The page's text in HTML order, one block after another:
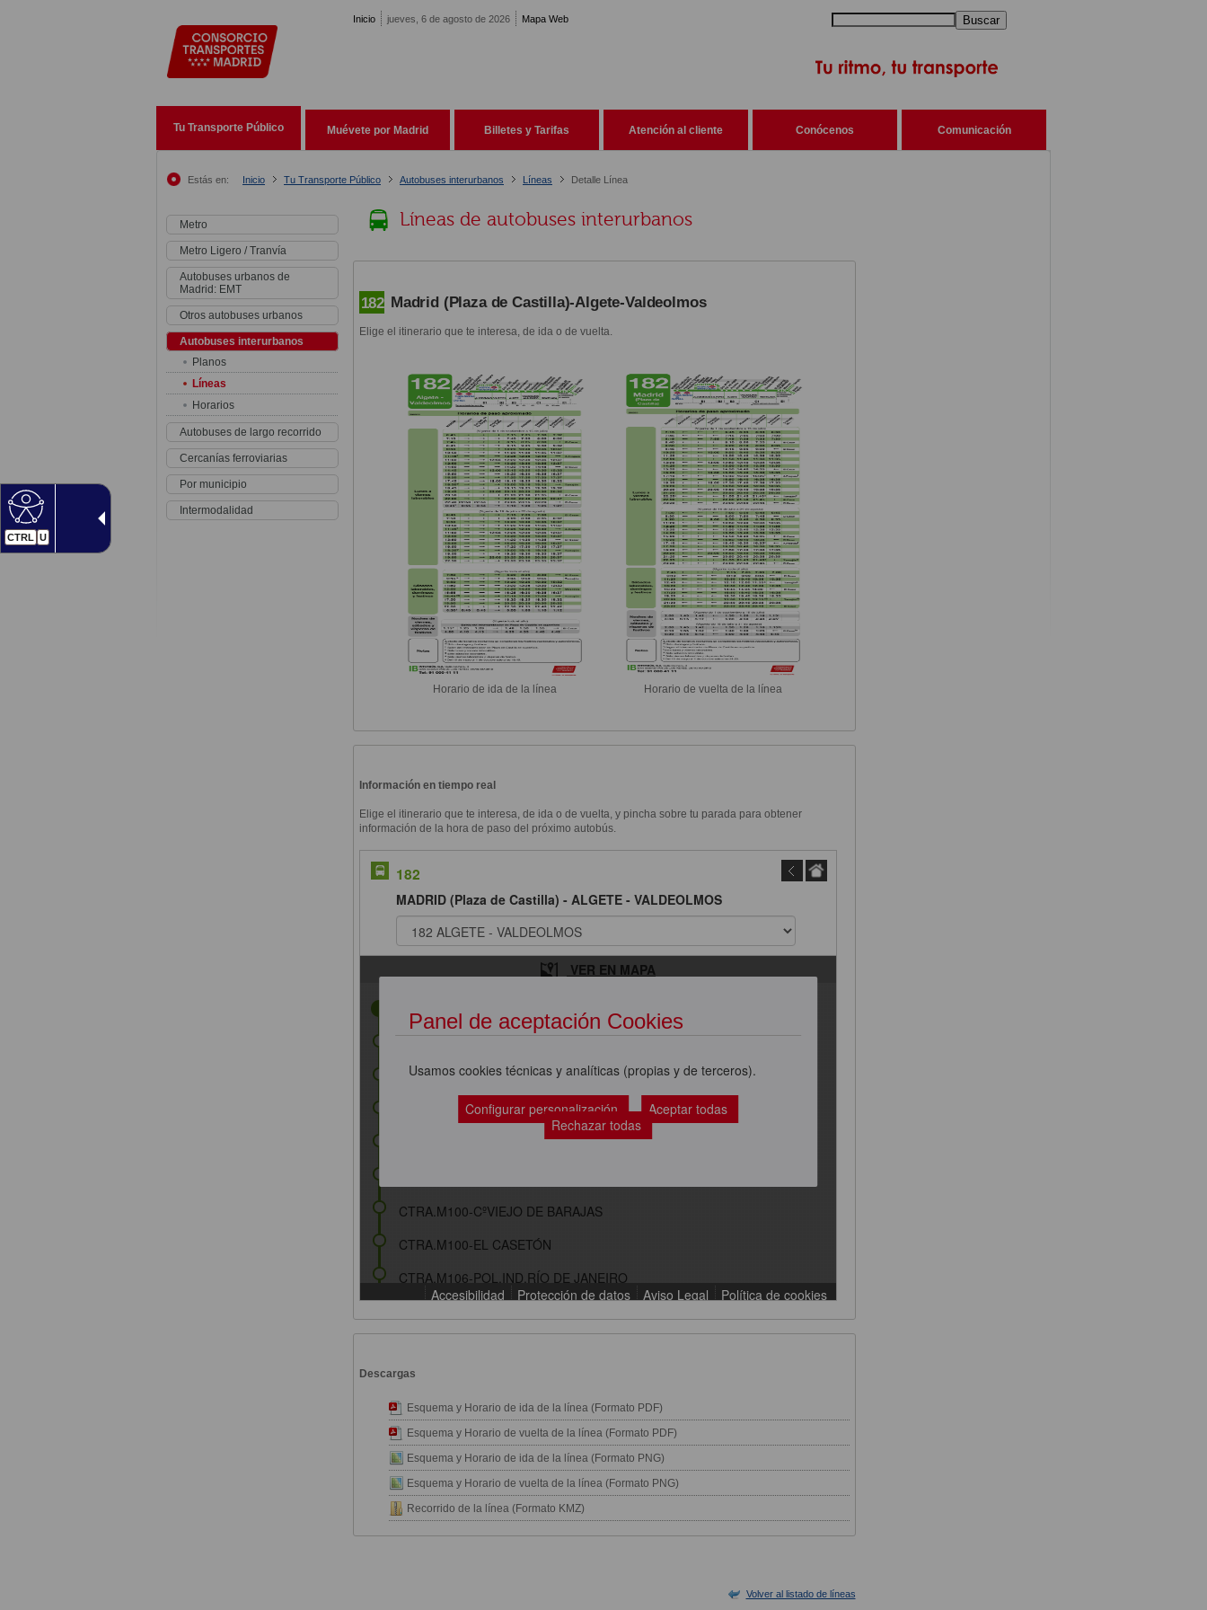
CTRL U
Inicio jueves, 6 de agosto de 2026 Mapa Web Buscar
Tu Transporte Público Muévete por Madrid Billetes y Tarifas Atención al cliente Conócenos Comunicación
Estás en: Inicio Tu Transporte Público Autobuses interurbanos Líneas Detalle Línea
Metro
Metro Ligero / Tranvía
Autobuses urbanos de
Madrid: EMT
Otros autobuses urbanos
Autobuses interurbanos
Planos
Líneas
Horarios
Autobuses de largo recorrido
Cercanías ferroviarias
Por municipio
Intermodalidad
Líneas de autobuses interurbanos
182 Madrid (Plaza de Castilla)-Algete-Valdeolmos
Elige el itinerario que te interesa, de ida o de vuelta.
Horario de ida de la línea Horario de vuelta de la línea
Información en tiempo real
Elige el itinerario que te interesa, de ida o de vuelta, y pincha sobre tu parada para obtener
información de la hora de paso del próximo autobús.
Descargas
Esquema y Horario de ida de la línea (Formato PDF)
Esquema y Horario de vuelta de la línea (Formato PDF)
Esquema y Horario de ida de la línea (Formato PNG)
Esquema y Horario de vuelta de la línea (Formato PNG)
Recorrido de la línea (Formato KMZ)
Volver al listado de líneas